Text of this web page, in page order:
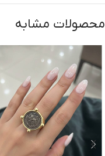
محصولات مشابه